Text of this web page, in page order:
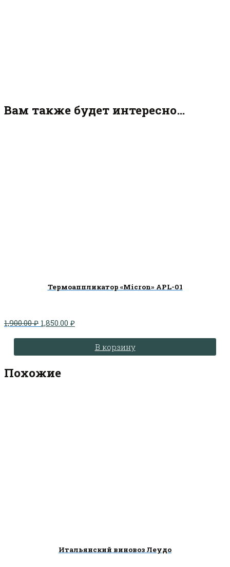
Вам также будет интересно…
Термоаппликатор «Micron» APL-01
1,900.00₽ Первоначальная
1,900.00 ₽.
1,850.00 ₽Текущая
1,850.00 ₽.В корзину
Похожие
Итальянский виновоз Леудо